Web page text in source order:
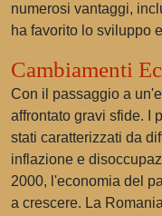
numerosi vantaggi,
ha favorito lo sviluppo
Cambiamenti
Con il passaggio a
affrontato gravi sfide. I
stati caratterizzati da
inflazione e
2000, l'economia del
a crescere. La